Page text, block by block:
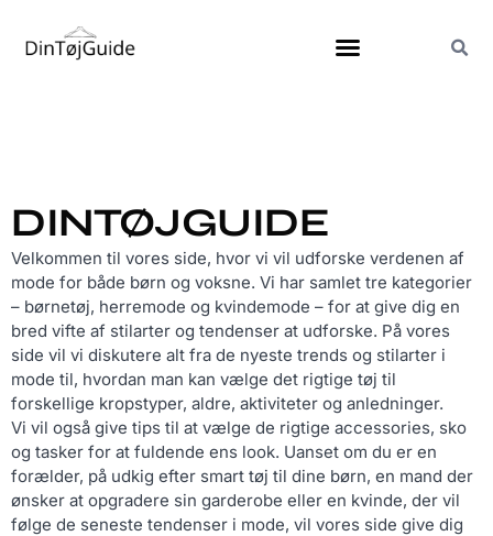
DINTØJGUIDE
Velkommen til vores side, hvor vi vil udforske verdenen af
mode for både børn og voksne. Vi har samlet tre kategorier
– børnetøj, herremode og kvindemode – for at give dig en
bred vifte af stilarter og tendenser at udforske. På vores
side vil vi diskutere alt fra de nyeste trends og stilarter i
mode til, hvordan man kan vælge det rigtige tøj til
forskellige kropstyper, aldre, aktiviteter og anledninger.
Vi vil også give tips til at vælge de rigtige accessories, sko
og tasker for at fuldende ens look. Uanset om du er en
forælder, på udkig efter smart tøj til dine børn, en mand der
ønsker at opgradere sin garderobe eller en kvinde, der vil
følge de seneste tendenser i mode, vil vores side give dig